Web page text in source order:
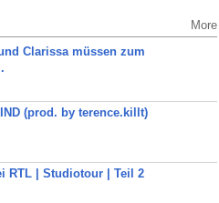
More
Clarissa müssen zum
(prod. by terence.killt)
RTL | Studiotour | Teil 2